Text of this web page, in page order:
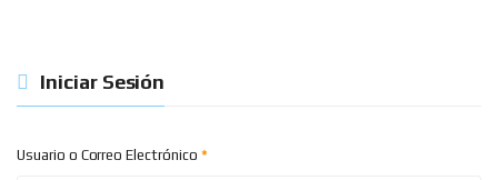
Iniciar Sesión
Usuario o Correo Electrónico *